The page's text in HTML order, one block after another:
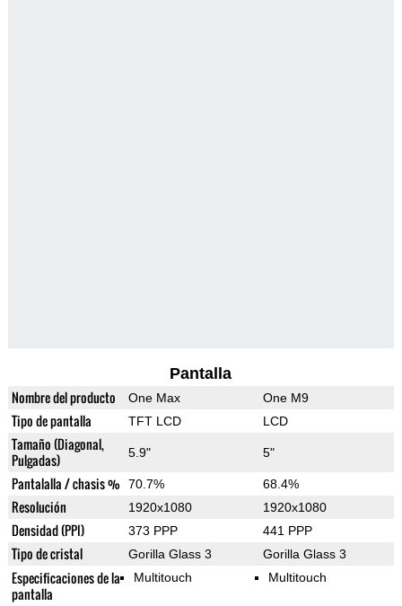
Pantalla
Nombre del producto One Max One M9
Tipo de pantalla TFT LCD LCD
Tamaño (Diagonal,
Pulgadas)
5.9" 5"
Pantalalla / chasis % 70.7% 68.4%
Resolución 1920x1080 1920x1080
Densidad (PPI) 373 PPP 441 PPP
Tipo de cristal Gorilla Glass 3 Gorilla Glass 3
Especificaciones de la
pantalla
Multitouch Multitouch